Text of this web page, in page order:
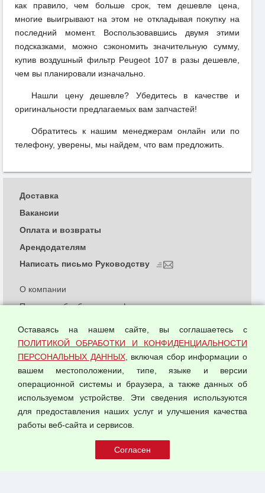
как правило, чем больше срок, тем дешевле цена,
многие выигрывают на этом не откладывая покупку на
последний момент. Воспользовавшись двумя этими
подсказками, можно сэкономить значительную сумму,
купив воздушный фильтр Peugeot 107 в разы дешевле,
чем вы планировали изначально.
Нашли цену дешевле? Убедитесь в качестве и
оригинальности предлагаемых вам запчастей!
Обратитесь к нашим менеджерам онлайн или по
телефону, уверены, мы найдем, что вам предложить.
© 2026 ООО "Феникс"
О компании
Политика обработки и конфиденциальности
Согласием на обработку персональных данных
Оферта оптовой купли-продажи
Публичная оферта
Доставка
Вакансии
Оплата и возвраты
Арендодателям
Написать письмо Руководству
Оставаясь на нашем сайте, вы соглашаетесь с
ПОЛИТИКОЙ ОБРАБОТКИ И КОНФИДЕНЦИАЛЬНОСТИ
ПЕРСОНАЛЬНЫХ ДАННЫХ, включая сбор информации о
вашем местоположении, типе, языке и версии
операционной системы и браузера, а также данных об
используемом устройстве. Эти сведения используются
для предоставления наших услуг и улучшения качества
работы веб-сайта и сервисов.